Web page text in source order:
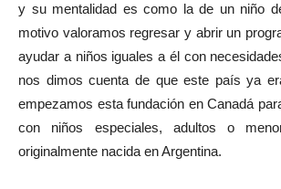
y su mentalidad es como la de un niño
motivo valoramos regresar y abrir un
ayudar a niños iguales a él con
nos dimos cuenta de que este país ya
empezamos esta fundación en Canadá
con niños especiales, adultos o
originalmente nacida en Argentina.